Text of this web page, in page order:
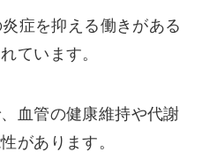
症を抑える働きがある
ています。
血管の健康維持や代謝
があります。